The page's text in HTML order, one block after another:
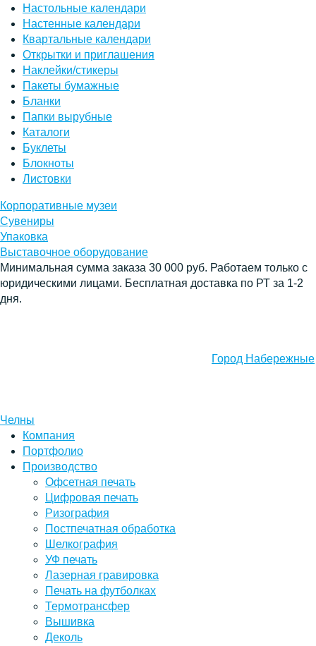
Настольные календари
Настенные календари
Квартальные календари
Открытки и приглашения
Наклейки/стикеры
Пакеты бумажные
Бланки
Папки вырубные
Каталоги
Буклеты
Блокноты
Листовки
Корпоративные музеи
Сувениры
Упаковка
Выставочное оборудование
Минимальная сумма заказа 30 000 руб. Работаем только с
юридическими лицами. Бесплатная доставка по РТ за 1-2
дня.
Город Набережные
Челны
Компания
Портфолио
Производство
Офсетная печать
Цифровая печать
Ризография
Постпечатная обработка
Шелкография
УФ печать
Лазерная гравировка
Печать на футболках
Термотрансфер
Вышивка
Деколь